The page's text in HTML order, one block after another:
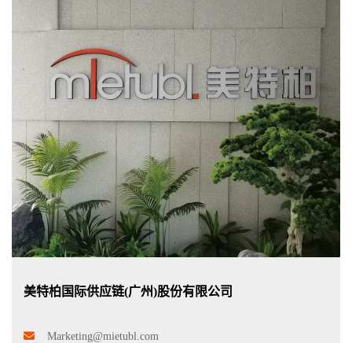
美特柏国际供应链(广州)股份有限公司
Marketing@mietubl.com